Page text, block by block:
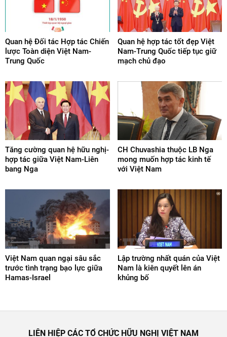
Quan hệ Đối tác Hợp tác Chiến
lược Toàn diện Việt Nam-
Trung Quốc
Quan hệ hợp tác tốt đẹp Việt
Nam-Trung Quốc tiếp tục giữ
mạch chủ đạo
Tăng cường quan hệ hữu nghị-
hợp tác giữa Việt Nam-Liên
bang Nga
CH Chuvashia thuộc LB Nga
mong muốn hợp tác kinh tế
với Việt Nam
Việt Nam quan ngại sâu sắc
trước tình trạng bạo lực giữa
Hamas-Israel
Lập trường nhất quán của Việt
Nam là kiên quyết lên án
khủng bố
LIÊN HIỆP CÁC TỔ CHỨC HỮU NGHỊ VIỆT NAM